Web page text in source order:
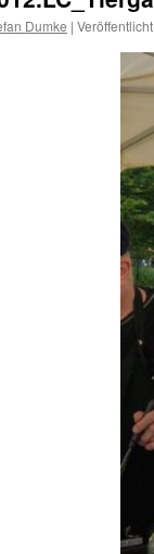
Dumke | Veröffentlicht